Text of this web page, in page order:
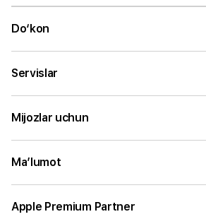
Do‘kon
Servislar
Mijozlar uchun
Ma’lumot
Apple Premium Partner